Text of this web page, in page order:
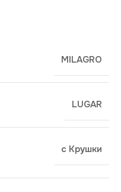
MILAGRO
LUGAR
с Крушки